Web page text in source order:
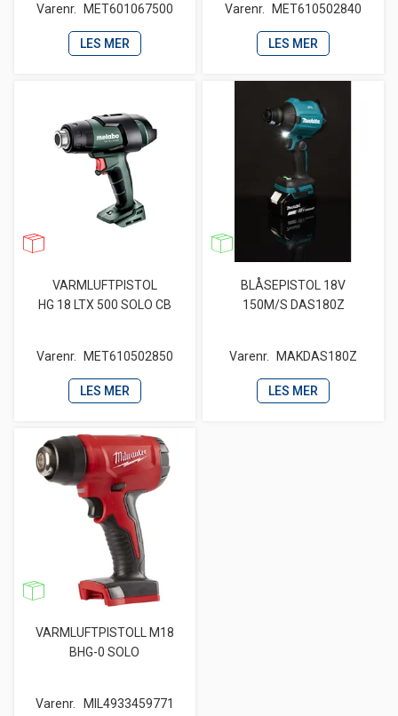
Varenr. MET601067500
LES MER
Varenr. MET610502840
LES MER
VARMLUFTPISTOL
HG 18 LTX 500 SOLO CB
Varenr. MET610502850
LES MER
BLÅSEPISTOL 18V
150M/S DAS180Z
Varenr. MAKDAS180Z
LES MER
VARMLUFTPISTOLL M18
BHG-0 SOLO
Varenr. MIL4933459771